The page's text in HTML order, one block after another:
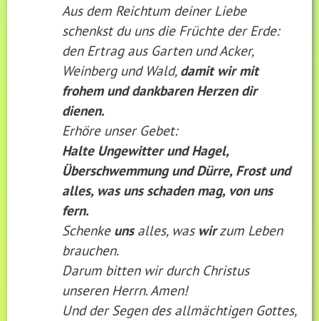
Aus dem Reichtum deiner Liebe
schenkst du uns die Früchte der Erde:
den Ertrag aus Garten und Acker,
Weinberg und Wald, damit wir mit
frohem und dankbaren Herzen dir
dienen.
Erhöre unser Gebet:
Halte Ungewitter und Hagel,
Überschwemmung und Dürre, Frost und
alles, was uns schaden mag, von uns
fern.
Schenke unsalles, was wirzum Leben
brauchen.
Darum bitten wir durch Christus
unseren Herrn. Amen!
Und der Segen des allmächtigen Gottes,